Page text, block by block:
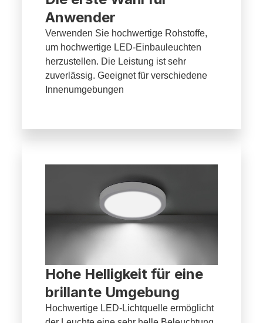
Anwender
Verwenden Sie hochwertige Rohstoffe,
um hochwertige LED-Einbauleuchten
herzustellen. Die Leistung ist sehr
zuverlässig. Geeignet für verschiedene
Innenumgebungen
Hohe Helligkeit für eine
brillante Umgebung
Hochwertige LED-Lichtquelle ermöglicht